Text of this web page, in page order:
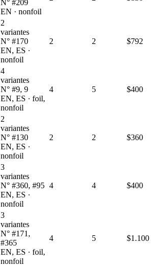
N° #209
EN · nonfoil
2
variantes
N° #170
EN, ES ·
nonfoil
2 2 $792
4
variantes
N° #9, 9
EN, ES · foil,
nonfoil
4 5 $400
2
variantes
N° #130
EN, ES ·
nonfoil
2 2 $360
3
variantes
N° #360, #95
EN, ES ·
nonfoil
4 4 $400
3
variantes
N° #171,
#365
EN, ES · foil,
nonfoil
4 5 $1.100